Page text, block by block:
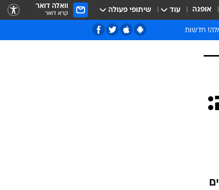
אופנה עוד שיתופי פעולה וואלה דואר
קרא דואר
חדשות